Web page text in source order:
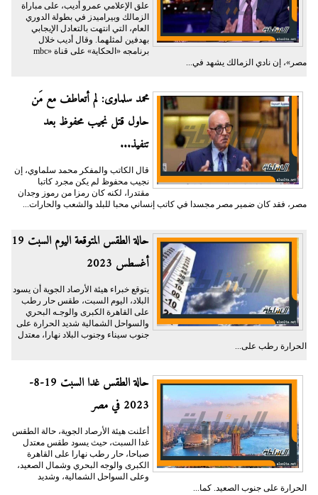
علق الإعلامي عمرو أديب، على مباراة
الزمالك وبيراميدز في بطولة الدوري
العام، التي انتهت بالتعادل الإيجابي
بهدفين لمثلهما. وقال أديب خلال
برنامجه «الحكاية» على قناة «mbc
مصر»، إن نادي الزمالك يشهد في...
محمد سلماوى: لم أتعاطف مع مَن
حاول قتل نجيب محفوظ بعد
تنفيذ...
قال الكاتب والمفكر محمد سلماوي، إن
نجيب محفوظ لم يكن مجرد كاتبا
مقتدرا، لكنه كان رمزا من رموز وجدان
مصر، فقد كان ضمير مصر مجسدا في كاتب إنساني محبا للبلد والشعب والحارات...
حالة الطقس المتوقعة اليوم السبت 19
أغسطس 2023
يتوقع خبراء هيئة الأرصاد الجوية أن يسود
البلاد، اليوم السبت، طقس حار رطب
على القاهرة الكبرى والوجـه البحري
والسواحل الشمالية شديد الحرارة على
جنوب سيناء وجنوب البلاد نهارا، معتدل
الحرارة رطب على...
حالة الطقس غدا السبت 19-8-
2023 في مصر
أعلنت هيئة الأرصاد الجوية، حالة الطقس
غدا السبت، حيث يسود طقس معتدل
صباحا، حار رطب نهارا على القاهرة
الكبرى والوجه البحري وشمال الصعيد،
وعلى السواحل الشمالية، وشديد
الحرارة على جنوب الصعيد. كما...